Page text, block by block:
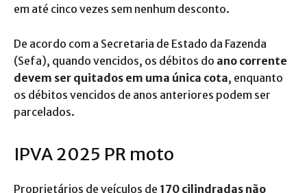
em até cinco vezes sem nenhum desconto.
De acordo com a Secretaria de Estado da Fazenda
(Sefa), quando vencidos, os débitos do ano corrente
devem ser quitados em uma única cota, enquanto
os débitos vencidos de anos anteriores podem ser
parcelados.
IPVA 2025 PR moto
Proprietários de veículos de 170 cilindradas não